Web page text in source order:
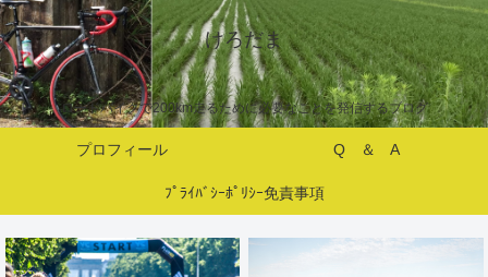
けろだま
ロードバイクで200km走るために必要なことを発信するブログ
プロフィール Q ＆ A
ﾌﾟﾗｲﾊﾞｼｰﾎﾟﾘｼｰ免責事項